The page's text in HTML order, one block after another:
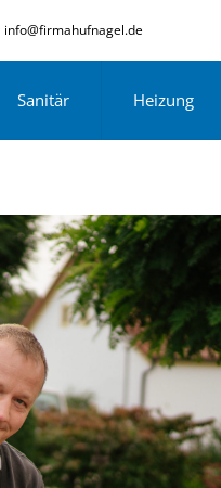
info@firmahufnagel.de
Sanitär Heizung